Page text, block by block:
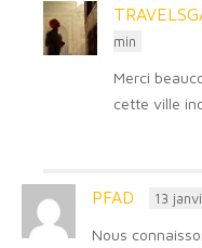
min
Merci
cette ville
PFAD 13
Nous